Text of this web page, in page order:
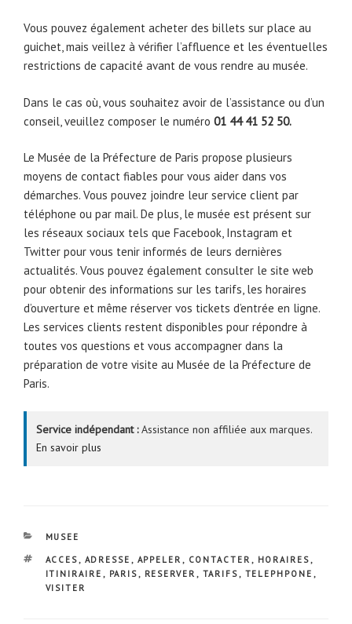
Vous pouvez également acheter des billets sur place au
guichet, mais veillez à vérifier l’affluence et les éventuelles
restrictions de capacité avant de vous rendre au musée.
Dans le cas où, vous souhaitez avoir de l’assistance ou d’un
conseil, veuillez composer le numéro 01 44 41 52 50.
Le Musée de la Préfecture de Paris propose plusieurs
moyens de contact fiables pour vous aider dans vos
démarches. Vous pouvez joindre leur service client par
téléphone ou par mail. De plus, le musée est présent sur
les réseaux sociaux tels que Facebook, Instagram et
Twitter pour vous tenir informés de leurs dernières
actualités. Vous pouvez également consulter le site web
pour obtenir des informations sur les tarifs, les horaires
d’ouverture et même réserver vos tickets d’entrée en ligne.
Les services clients restent disponibles pour répondre à
toutes vos questions et vous accompagner dans la
préparation de votre visite au Musée de la Préfecture de
Paris.
Service indépendant :Assistance non affiliée aux marques.
En savoir plus
CATÉGORIES
MUSEE
ÉTIQUETTES
ACCES, ADRESSE , APPELER , CONTACTER , HORAIRES,
ITINIRAIRE , PARIS, RESERVER , TARIFS, TELEPHPONE ,
VISITER